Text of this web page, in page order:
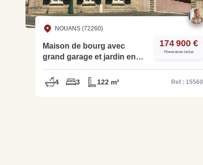
NOUANS (72260)
Maison de bourg avec
grand garage et jardin en
hypercentre réf:F15560
174 900 €
Honoraires inclus
4 3 122 m² Ref : 15560